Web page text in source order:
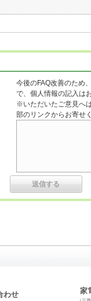
今後のFAQ改善のため
で、個人情報の記入は
※いただいたご意見へ
部のリンクからお寄せ
わせ 家